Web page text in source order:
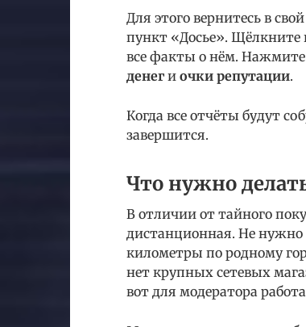
Для этого вернитесь в
пункт «Досье». Щёлкните
все факты о нём.
денег и очки репутации.
Когда все отчёты будут
завершится.
Что нужно
В отличии от тайного
дистанционная. Не
километры по родному
нет крупных сетевых
вот для модератора